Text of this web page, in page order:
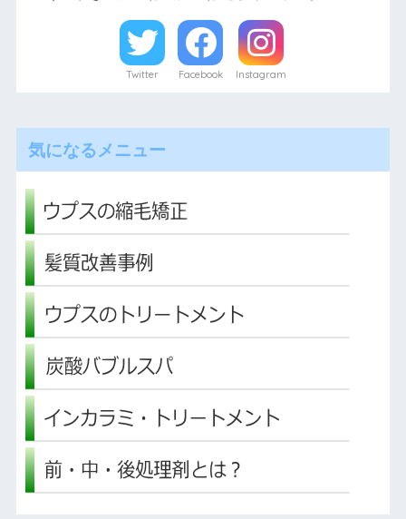
Twitter Facebook Instagram
気になるメニュー